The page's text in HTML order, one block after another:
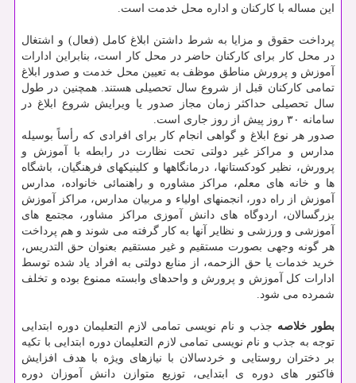
این مساله با کارکنان و اداره محل خدمت است.
پرداخت حقوق و مزایا به شرط داشتن ابلاغ کامل (فعال) و اشتغال
در محل کار برای کارکنان حاضر در محل کار است، بنابراین ادارات
آموزش و پرورش مناطق موظف به تعیین محل خدمت و صدور ابلاغ
تمامی کارکنان قبل از شروع سال تحصیلی هستند. همچنین در طول
سال تحصیلی حداکثر زمان مجاز صدور یا ویرایش شروع ابلاغ در
سامانه ۳۰ روز پیش از روز جاری است.
صدور هر نوع ابلاغ و گواهی انجام کار برای افرادی که رأساً بوسیله
مدارس و مراکز غیر دولتی تحت نظارت در رابطه با آموزش و
پرورش، نظیر کودکستانها، درمانگاهها و کلینیکهای فرهنگیان، باشگاه
ها و خانه های معلم، مراکز مشاوره و راهنمائی خانواده، مدارس
آموزش از راه دور، انجمنهای اولیاء و مربیان مدارس، مراکز آموزش
بزرگسالان، اردوگاه های دانش آموزی مراکز مشاور، مجتمع های
آموزشی و ورزشی و نظایر آنها به کار گرفته می شوند و هم پرداخت
هر گونه وجهی بصورت مستقیم و غیر مستقیم بعنوان حق التدریس،
خرید خدمات یا حق الزحمه، از منابع دولتی به افراد یاد شده توسط
ادارات کل آموزش و پرورش و واحدهای وابسته ممنوع بوده و تخلف
شمرده می شود.
بطور خلاصه جذب و نام نویسی تمامی لازم التعلیمان دوره ابتدایی
توجه به جذب و نام نویسی تمامی لازم التعلیمان دوره ابتدایی با تکیه
بر دختران روستایی و خردسالان با نیازهای ویژه با هدف افزایش
فاکتور های دوره ی ابتدایی، توزیع متوازن دانش آموزان دوره